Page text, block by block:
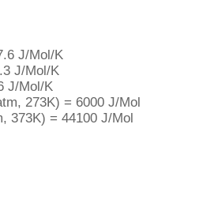
J/Mol/K
J/Mol/K
J/Mol/K
273K) = 6000 J/Mol
373K) = 44100 J/Mol